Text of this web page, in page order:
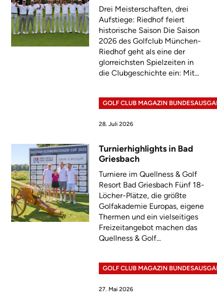
Drei Meisterschaften, drei
Aufstiege: Riedhof feiert
historische Saison Die Saison
2026 des Golfclub München-
Riedhof geht als eine der
glorreichsten Spielzeiten in
die Clubgeschichte ein: Mit...
GOLF CLUB MAGAZIN
28. Juli 2026
Turnierhighlights in Bad
Griesbach
Turniere im Quellness & Golf
Resort Bad Griesbach Fünf 18-
Löcher-Plätze, die größte
Golfakademie Europas, eigene
Thermen und ein vielseitiges
Freizeitangebot machen das
Quellness & Golf...
GOLF CLUB MAGAZIN
27. Mai 2026